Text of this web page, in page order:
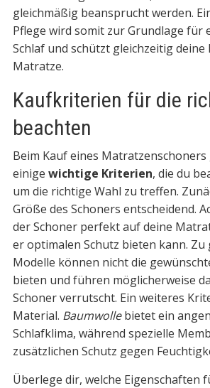
gleichmäßig beansprucht werden.
Pflege wird somit zur Grundlage für
Schlaf und schützt gleichzeitig
Matratze.
Kaufkriterien für die
beachten
Beim Kauf eines Matratzenschoners
einige wichtige Kriterien, die du
um die richtige Wahl zu treffen.
Größe des Schoners entscheidend.
der Schoner perfekt auf deine
er optimalen Schutz bieten kann.
Modelle können nicht die
bieten und führen möglicherweise
Schoner verrutscht. Ein weiteres
Material. Baumwollebietet ein
Schlafklima, während spezielle
zusätzlichen Schutz gegen
Überlege dir, welche Eigenschaften